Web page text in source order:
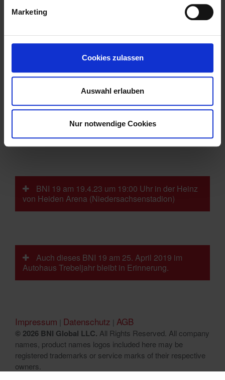
Marketing
Cookies zulassen
Auswahl erlauben
Nur notwendige Cookies
Auch der Spaß kommt im Chapter nicht zu
kurz.
Training für die Führungskräfte am 22.3.2023
BNI 19 am 19.4.23 um 19:00 Uhr in der Heinz
von Heiden Arena (Niedersachsenstadion)
Auch dieses BNI 19 am 25. April 2019 im
Autohaus Trebeljahr bleibt in Erinnerung.
Impressum Datenschutz AGB
© 2026 BNI Global LLC. All Rights Reserved. All company
names, product names logos included here may be
registered trademarks or service marks of their respective
owners.